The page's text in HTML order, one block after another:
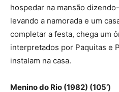
hospedar na mansão
levando a namorada e um
completar a festa, chega um
interpretados por Paquitas e
instalam na casa.
Menino do Rio (1982) (105’)